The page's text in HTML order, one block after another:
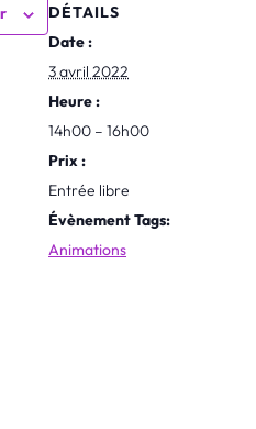
DÉTAILS
Date :
3 avril 2022
Heure :
14h00 – 16h00
Prix :
Entrée libre
Évènement Tags:
Animations